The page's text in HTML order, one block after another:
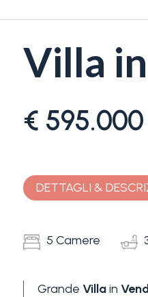
Villa
€ 595.000
DETTAGLI &
5 Camere
Grande Villain
Camere
Qualsiasi
2